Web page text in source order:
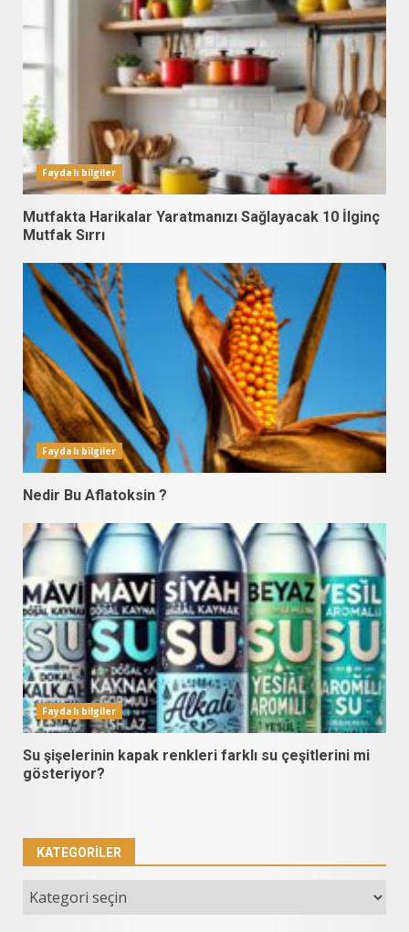
Faydalı bilgiler
Mutfakta Harikalar Yaratmanızı Sağlayacak 10 İlginç
Mutfak Sırrı
Faydalı bilgiler
Nedir Bu Aflatoksin ?
Faydalı bilgiler
Su şişelerinin kapak renkleri farklı su çeşitlerini mi
gösteriyor?
KATEGORILER
Kategoriler